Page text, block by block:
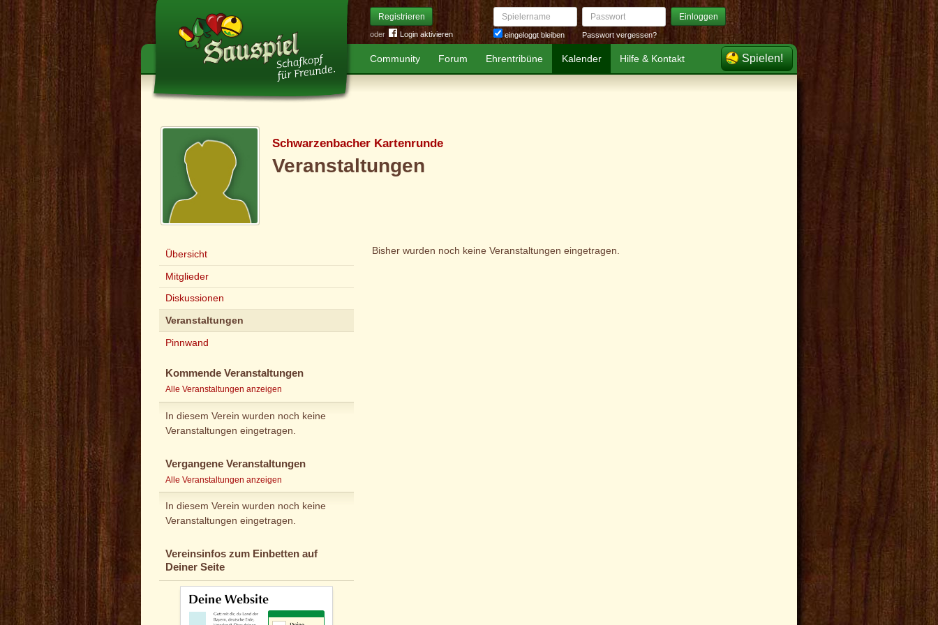
Registrieren
oder Login aktivieren
Spielername
eingeloggt bleiben
Passwort Einloggen
Passwort vergessen?
Community Forum Ehrentribüne Kalender Hilfe & Kontakt Spielen!
Schwarzenbacher Kartenrunde
Veranstaltungen
Übersicht
Mitglieder
Diskussionen
Veranstaltungen
Pinnwand
Kommende Veranstaltungen
Alle Veranstaltungen anzeigen
In diesem Verein wurden noch keine
Veranstaltungen eingetragen.
Vergangene Veranstaltungen
Alle Veranstaltungen anzeigen
In diesem Verein wurden noch keine
Veranstaltungen eingetragen.
Vereinsinfos zum Einbetten auf
Deiner Seite
Bisher wurden noch keine Veranstaltungen eingetragen.